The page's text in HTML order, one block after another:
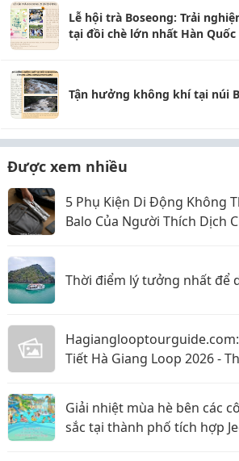
Lễ hội trà Boseong: Trải
tại đồi chè lớn nhất Hàn Quốc
Tận hưởng không khí tại núi
Được xem nhiều
5 Phụ Kiện Di Động Không
Balo Của Người Thích Dịch
Thời điểm lý tưởng nhất để
Tiết Hà Giang Loop 2026 -
Giải nhiệt mùa hè bên các
sắc tại thành phố tích hợp